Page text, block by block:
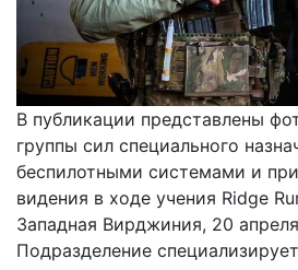
В публикации представлены
группы сил специального
беспилотными системами и
видения в ходе учения Ridge
Западная Вирджиния, 20
Подразделение